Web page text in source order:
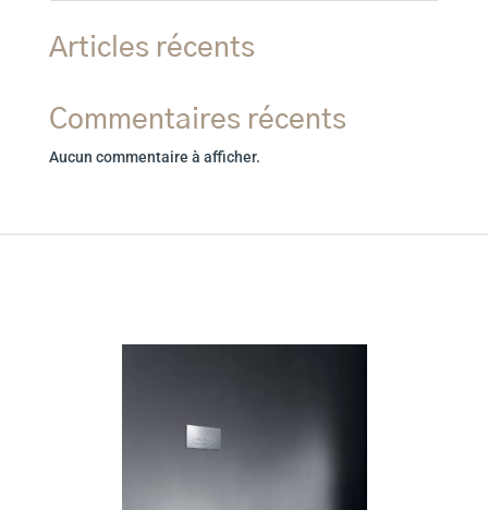
Articles récents
Commentaires récents
Aucun commentaire à afficher.